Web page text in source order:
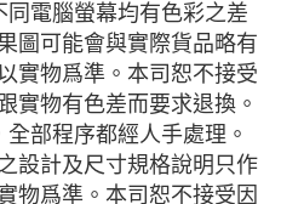
電腦螢幕均有色彩之差
圖可能會與實際貨品略有
實物爲準。本司恕不接受
實物有色差而要求退換。
部程序都經人手處理。
設計及尺寸規格說明只作
物爲準。本司恕不接受因